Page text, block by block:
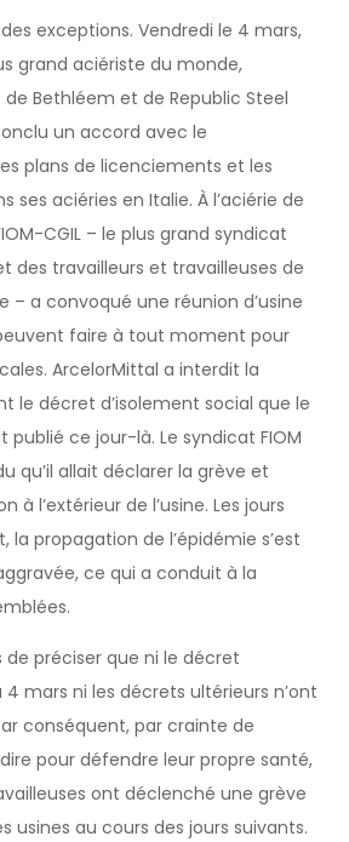
exceptions. Vendredi le 4 mars,
grand aciériste du monde,
Bethléem et de Republic Steel
un accord avec le
plans de licenciements et les
ses aciéries en Italie. À l’aciérie de
CGIL – le plus grand syndicat
des travailleurs et travailleuses de
– a convoqué une réunion d’usine
faire à tout moment pour
ArcelorMittal a interdit la
le décret d’isolement social que le
ce jour-là. Le syndicat FIOM
qu’il allait déclarer la grève et
à l’extérieur de l’usine. Les jours
la propagation de l’épidémie s’est
ce qui a conduit à la
préciser que ni le décret
mars ni les décrets ultérieurs n’ont
conséquent, par crainte de
pour défendre leur propre santé,
ont déclenché une grève
usines au cours des jours suivants.